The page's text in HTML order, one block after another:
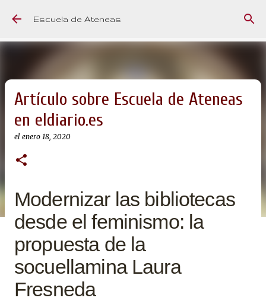
Ir al contenido principal
Escuela de Ateneas
Artículo sobre Escuela de Ateneas
en eldiario.es
el enero 18, 2020
Modernizar las bibliotecas
desde el feminismo: la
propuesta de la
socuellamina Laura
Fresneda